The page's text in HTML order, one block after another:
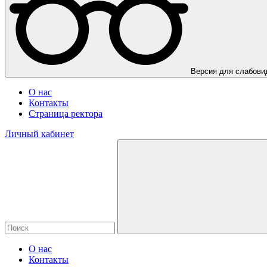
Версия для
О нас
Контакты
Страница ректора
Личный кабинет
О нас
Контакты